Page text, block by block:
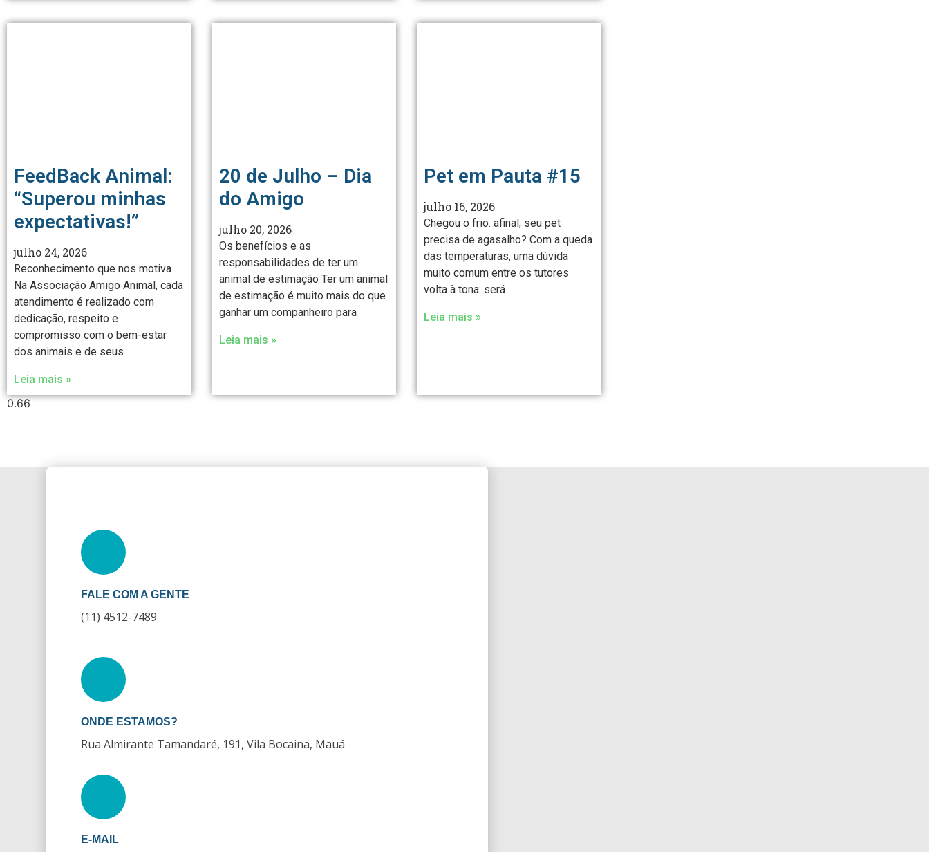
FeedBack Animal:
“Superou minhas
expectativas!”
julho 24, 2026
Reconhecimento que nos motiva
Na Associação Amigo Animal, cada
atendimento é realizado com
dedicação, respeito e
compromisso com o bem-estar
dos animais e de seus
Leia mais »
20 de Julho – Dia
do Amigo
julho 20, 2026
Os benefícios e as
responsabilidades de ter um
animal de estimação Ter um animal
de estimação é muito mais do que
ganhar um companheiro para
Leia mais »
Pet em Pauta #15
julho 16, 2026
Chegou o frio: afinal, seu pet
precisa de agasalho? Com a queda
das temperaturas, uma dúvida
muito comum entre os tutores
volta à tona: será
Leia mais »
FALE COM A GENTE
(11) 4512-7489
ONDE ESTAMOS?
Rua Almirante Tamandaré, 191, Vila Bocaina, Mauá
E-MAIL